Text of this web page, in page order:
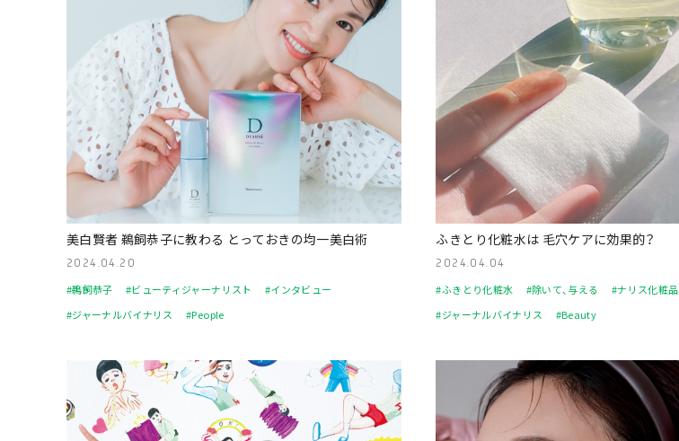
美白賢者 鵜飼恭子に教わる とっておきの均一美白術
2024.04.20
#鵜飼恭子 #ビューティジャーナリスト
#インタビュー
#ジャーナルバイナリス
#People
ふきとり化粧水は 毛穴ケアに効果的？
2024.04.04
#ふきとり化粧水 #除いて、与える
#ナリス化粧品
#ジャーナルバイナリス
#Beauty